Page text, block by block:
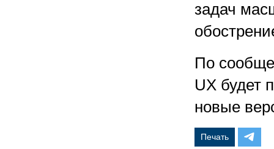
задач
По
UX будет
новые
Печать